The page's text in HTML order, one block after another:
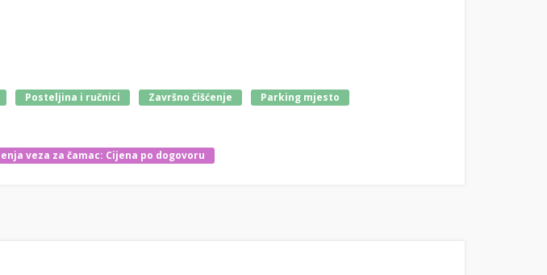
Posteljina i ručnici Završno čišćenje Parking mjesto
veza za čamac: Cijena po dogovoru